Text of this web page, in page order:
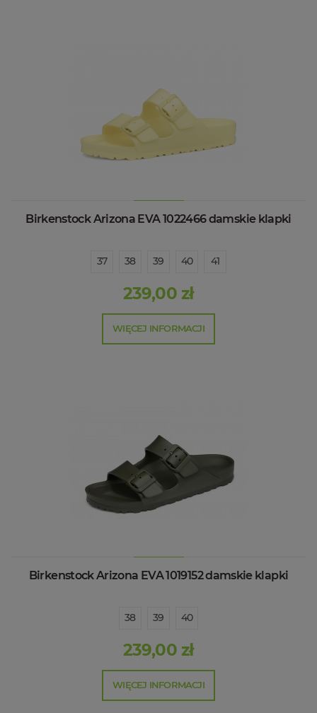
Birkenstock Arizona EVA 1022466 damskie klapki
37 38 39 40 41
239,00 zł
WIĘCEJ INFORMACJI
Birkenstock Arizona EVA 1019152 damskie klapki
38 39 40
239,00 zł
WIĘCEJ INFORMACJI